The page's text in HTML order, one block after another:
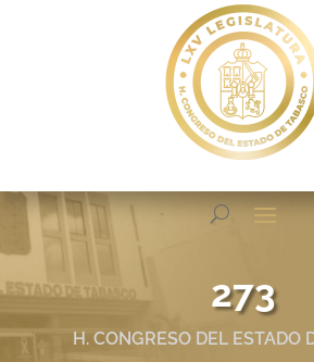
273
H. CONGRESO DEL ESTADO